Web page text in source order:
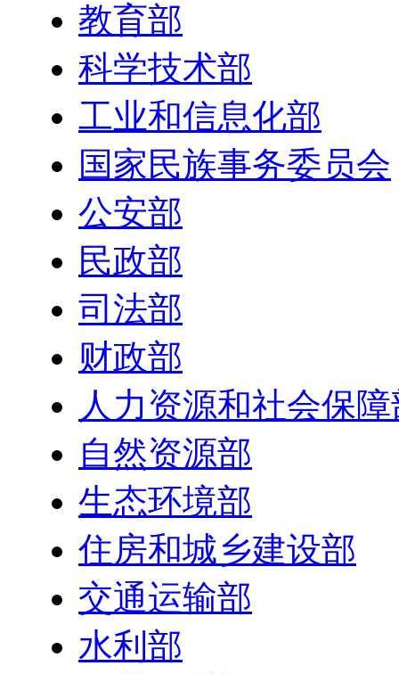
教育部
科学技术部
工业和信息化部
国家民族事务委员会
公安部
民政部
司法部
财政部
人力资源和社会保
自然资源部
生态环境部
住房和城乡建设部
交通运输部
水利部